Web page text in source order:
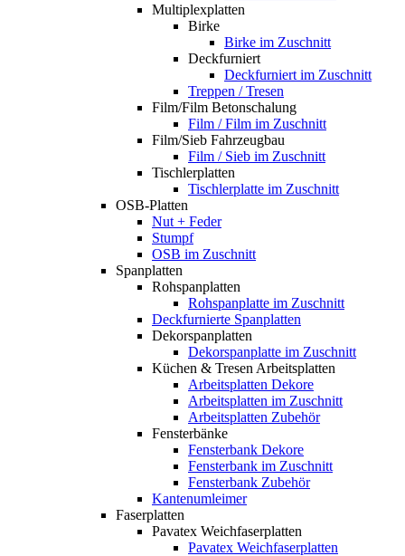
Multiplexplatten
Birke
Birke im Zuschnitt
Deckfurniert
Deckfurniert im Zuschnitt
Treppen / Tresen
Film/Film Betonschalung
Film / Film im Zuschnitt
Film/Sieb Fahrzeugbau
Film / Sieb im Zuschnitt
Tischlerplatten
Tischlerplatte im Zuschnitt
OSB-Platten
Nut + Feder
Stumpf
OSB im Zuschnitt
Spanplatten
Rohspanplatten
Rohspanplatte im Zuschnitt
Deckfurnierte Spanplatten
Dekorspanplatten
Dekorspanplatte im Zuschnitt
Küchen & Tresen Arbeitsplatten
Arbeitsplatten Dekore
Arbeitsplatten im Zuschnitt
Arbeitsplatten Zubehör
Fensterbänke
Fensterbank Dekore
Fensterbank im Zuschnitt
Fensterbank Zubehör
Kantenumleimer
Faserplatten
Pavatex Weichfaserplatten
Pavatex Weichfaserplatten